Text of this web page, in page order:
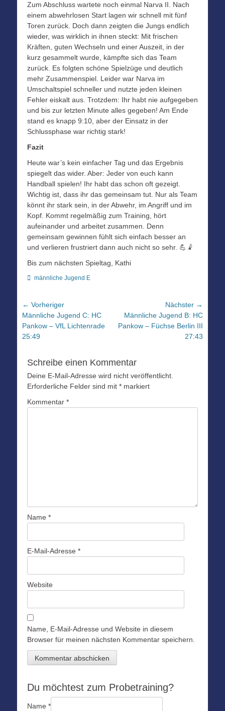
Zum Abschluss wartete noch einmal Narva II. Nach
einem abwehrlosen Start lagen wir schnell mit fünf
Toren zurück. Doch dann zeigten die Jungs endlich
wieder, was wirklich in ihnen steckt: Mit frischen
Kräften, guten Wechseln und einer Auszeit, in der
kurz gesammelt wurde, kämpfte sich das Team
zurück. Es folgten schöne Spielzüge und deutlich
mehr Zusammenspiel. Leider war Narva im
Umschaltspiel schneller und nutzte jeden kleinen
Fehler eiskalt aus. Trotzdem: Ihr habt nie aufgegeben
und bis zur letzten Minute alles gegeben! Am Ende
stand es knapp 9:10, aber der Einsatz in der
Schlussphase war richtig stark!
Fazit
Heute war’s kein einfacher Tag und das Ergebnis
spiegelt das wider. Aber: Jeder von euch kann
Handball spielen! Ihr habt das schon oft gezeigt.
Wichtig ist, dass ihr das gemeinsam tut. Nur als Team
könnt ihr stark sein, in der Abwehr, im Angriff und im
Kopf. Kommt regelmäßig zum Training, hört
aufeinander und arbeitet zusammen. Denn
gemeinsam gewinnen fühlt sich einfach besser an
und verlieren frustriert dann auch nicht so sehr. 💪🤾
Bis zum nächsten Spieltag, Kathi
Kategorien
männliche Jugend E
Beitragsnavigation
← Vorheriger
Vorheriger
Beitrag:
Männliche Jugend C: HC
Pankow – VfL Lichtenrade
25:49
Nächster →
Nächster
Beitrag:
Männliche Jugend B: HC
Pankow – Füchse Berlin III
27:43
Schreibe einen Kommentar
Deine E-Mail-Adresse wird nicht veröffentlicht.
Erforderliche Felder sind mit * markiert
Kommentar *
Name *
E-Mail-Adresse *
Website
Name, E-Mail-Adresse und Website in diesem
Browser für meinen nächsten Kommentar speichern.
Du möchtest zum Probetraining?
Name *